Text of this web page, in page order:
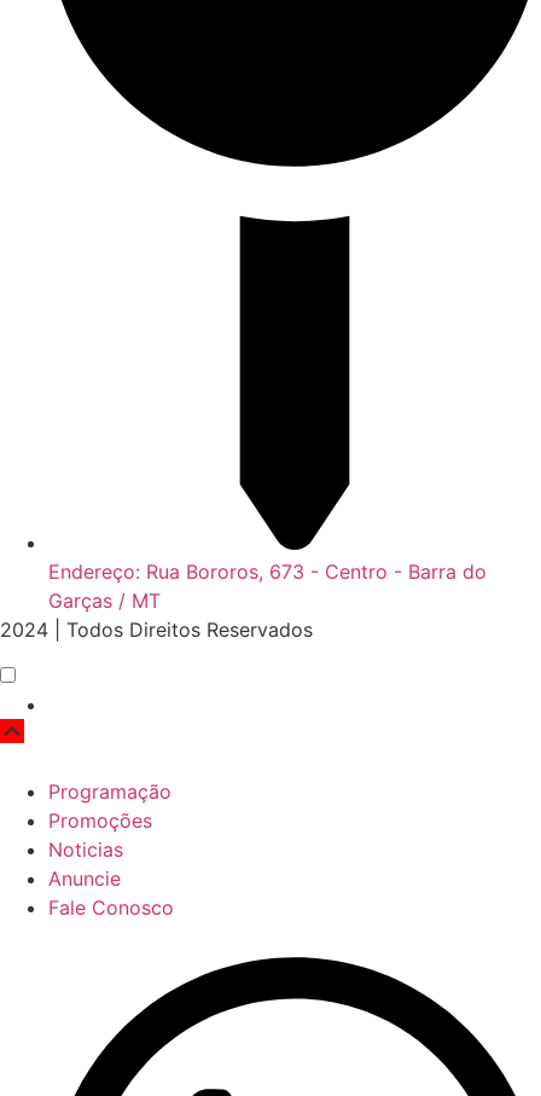
Endereço: Rua Bororos, 673 - Centro - Barra do
Garças / MT
2024 | Todos Direitos Reservados
Programação
Promoções
Noticias
Anuncie
Fale Conosco